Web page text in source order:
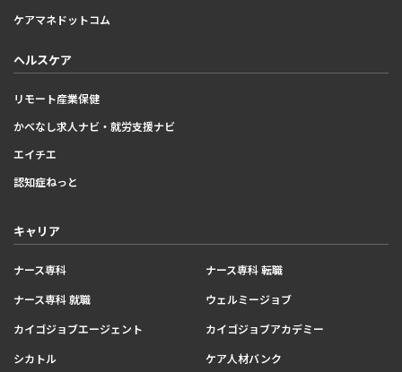
ケアマネドットコム
ヘルスケア
リモート産業保健
かべなし求人ナビ・就労支援ナビ
エイチエ
認知症ねっと
キャリア
ナース専科
ナース専科 転職
ナース専科 就職
ウェルミージョブ
カイゴジョブエージェント
カイゴジョブアカデミー
シカトル
ケア人材バンク